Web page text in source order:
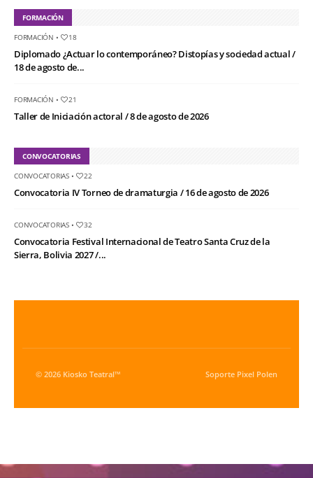
FORMACIÓN
FORMACIÓN • 18
Diplomado ¿Actuar lo contemporáneo? Distopías y sociedad actual /
18 de agosto de...
FORMACIÓN • 21
Taller de Iniciación actoral / 8 de agosto de 2026
CONVOCATORIAS
CONVOCATORIAS• 22
Convocatoria IV Torneo de dramaturgia / 16 de agosto de 2026
CONVOCATORIAS• 32
Convocatoria Festival Internacional de Teatro Santa Cruz de la
Sierra, Bolivia 2027 /...
© 2026 Kiosko Teatral™ Soporte Pixel Polen